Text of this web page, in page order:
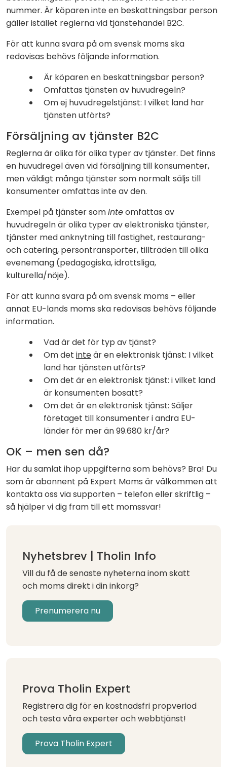
nummer. Är köparen inte en beskattningsbar person
gäller istället reglerna vid tjänstehandel B2C.
För att kunna svara på om svensk moms ska
redovisas behövs följande information.
Är köparen en beskattningsbar person?
Omfattas tjänsten av huvudregeln?
Om ej huvudregelstjänst: I vilket land har
tjänsten utförts?
Försäljning av tjänster B2C
Reglerna är olika för olika typer av tjänster. Det finns
en huvudregel även vid försäljning till konsumenter,
men väldigt många tjänster som normalt säljs till
konsumenter omfattas inte av den.
Exempel på tjänster sominteomfattas av
huvudregeln är olika typer av elektroniska tjänster,
tjänster med anknytning till fastighet, restaurang-
och catering, persontransporter, tillträden till olika
evenemang (pedagogiska, idrottsliga,
kulturella/nöje).
För att kunna svara på om svensk moms – eller
annat EU-lands moms ska redovisas behövs följande
information.
Vad är det för typ av tjänst?
Om det inteär en elektronisk tjänst: I vilket
land har tjänsten utförts?
Om det är en elektronisk tjänst: i vilket land
är konsumenten bosatt?
Om det är en elektronisk tjänst: Säljer
företaget till konsumenter i andra EU-
länder för mer än 99.680 kr/år?
OK – men sen då?
Har du samlat ihop uppgifterna som behövs? Bra! Du
som är abonnent på Expert Moms är välkommen att
kontakta oss via supporten – telefon eller skriftlig –
så hjälper vi dig fram till ett momssvar!
Nyhetsbrev | Tholin Info
Vill du få de senaste nyheterna inom skatt
och moms direkt i din inkorg?
Prenumerera nu
Prova Tholin Expert
Registrera dig för en kostnadsfri propveriod
och testa våra experter och webbtjänst!
Prova Tholin Expert